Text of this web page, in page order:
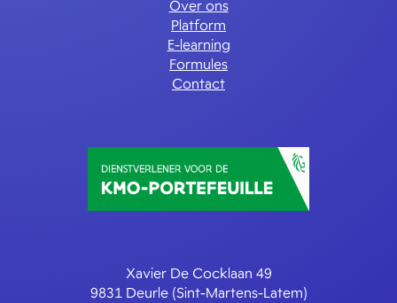
Over ons
Platform
E-learning
Formules
Contact
Xavier De Cocklaan 49
9831 Deurle (Sint-Martens-Latem)